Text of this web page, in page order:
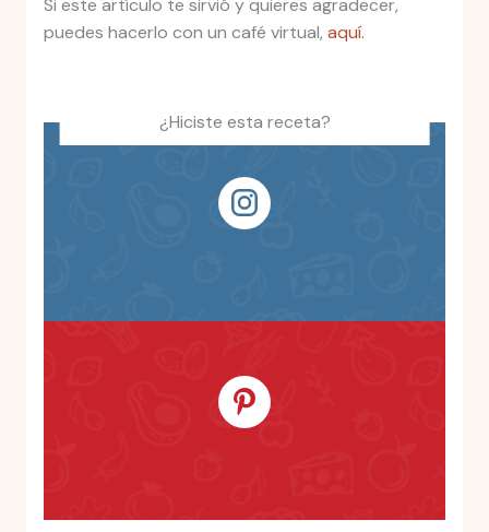
puedes hacerlo con un café virtual, aquí.
¿Hiciste esta receta?